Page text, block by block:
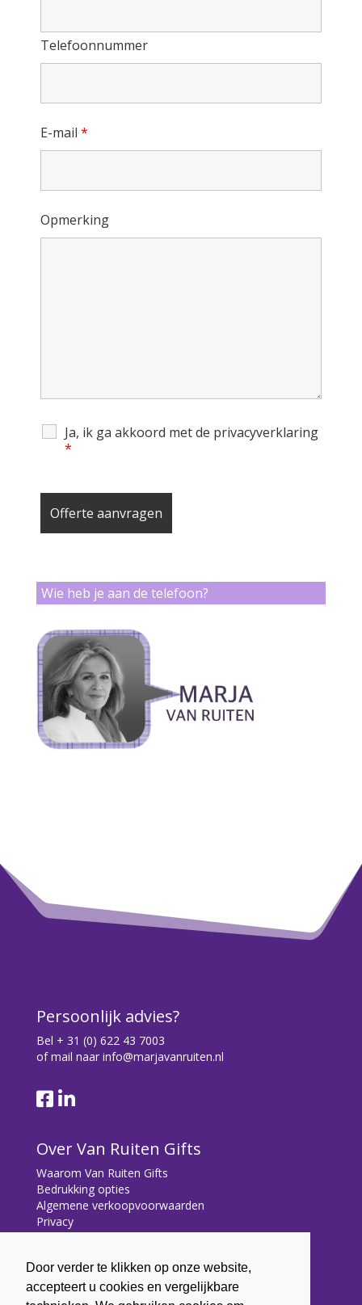
Door verder te klikken op onze website,
accepteert u cookies en vergelijkbare
Telefoonnummer
E-mail *
Opmerking
Ja, ik ga akkoord met de privacyverklaring
*
Wie heb je aan de telefoon?
Persoonlijk advies?
Bel + 31 (0) 622 43 7003
of mail naar info@marjavanruiten.nl
Over Van Ruiten Gifts
Waarom Van Ruiten Gifts
Bedrukking opties
Algemene verkoopvoorwaarden
Privacy
Contact
Contact